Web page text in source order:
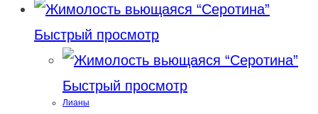
Быстрый просмотр
Быстрый просмотр
Лианы